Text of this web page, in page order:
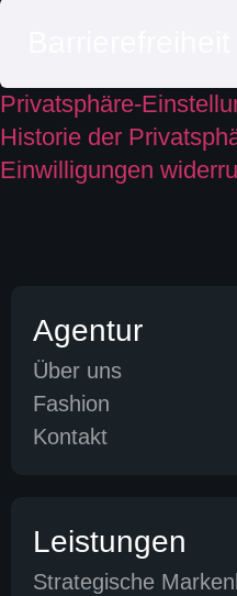
Privatsphäre-
Historie der
Einwilligungen
Agentur
Über uns
Fashion
Kontakt
Leistungen
Strategische